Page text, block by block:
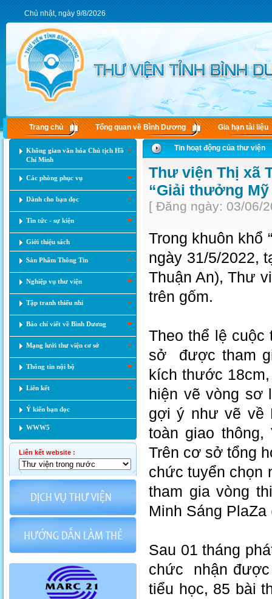
Chủ nhật, ngày 9/8/2026
Trang chủ Tổng quan về Bình Dương Gia hạn tài liệu
Không gian văn hóa Chủ tịch Hồ
Chí Minh
Các phòng phục vụ
Dành cho bạn đọc
Tin tức - sự kiện
Giới thiệu sách
Sản Phẩm Thông Tin
Nghiệp vụ thư viện
Tập tranh thiếu nhi
Báo chí viết về Bình Dương
Mạng lưới thư viện cơ sở
Thông tin nội bộ
Liên kết
Ý kiến bạn đọc
WWW5
Liên kết website :
Tin hoạt động của thư viện
Thư viện Thị xã
“Giải thưởng
[ Đăng ngày: 03/06/
Trong khuôn khổ
ngày 31/5/2022,
Thuận An), Thư
trên gốm.
Theo thể lệ cuộc
sở được tham
kích thước
hiện vẽ vòng sơ
gợi ý như vẽ về
toàn giao
Trên cơ sở tổng
chức tuyển chọn
tham gia vòng
Minh Sáng
Sau 01 tháng
chức nhận được
tiểu học, 85 bài